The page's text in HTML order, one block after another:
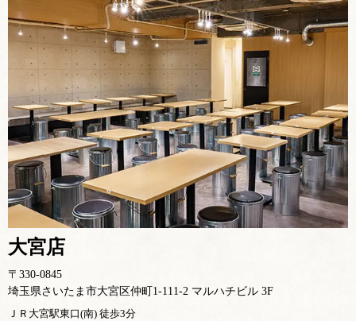
大宮店
〒330-0845
埼玉県さいたま市大宮区仲町1-111-2 マルハチビル 3F
ＪＲ大宮駅東口(南) 徒歩3分